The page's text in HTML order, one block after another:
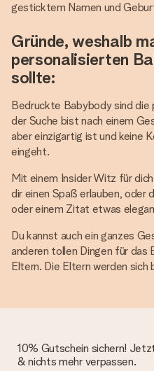
gesticktem Namen und
Gründe, weshalb
personalisierten
sollte:
Bedruckte Babybody sind
der Suche bist nach einem
aber einzigartig ist und keine
eingeht.
Mit einem Insider Witz für
dir einen Spaß erlauben, oder
oder einem Zitat etwas
Du kannst auch ein ganzes
anderen tollen Dingen für das
Eltern. Die Eltern werden
10% Gutschein sichern!
& nichts mehr verpassen.